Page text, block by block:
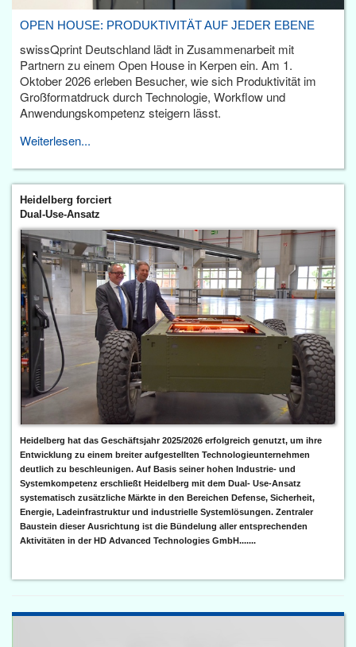
OPEN HOUSE: PRODUKTIVITÄT AUF JEDER EBENE
swissQprint Deutschland lädt in Zusammenarbeit mit
Partnern zu einem Open House in Kerpen ein. Am 1.
Oktober 2026 erleben Besucher, wie sich Produktivität im
Großformatdruck durch Technologie, Workflow und
Anwendungskompetenz steigern lässt.
Weiterlesen...
Heidelberg forciert
Dual-Use-Ansatz
Heidelberg hat das Geschäftsjahr 2025/2026 erfolgreich genutzt, um ihre
Entwicklung zu einem breiter aufgestellten Technologieunternehmen
deutlich zu beschleunigen. Auf Basis seiner hohen Industrie- und
Systemkompetenz erschließt Heidelberg mit dem Dual- Use-Ansatz
systematisch zusätzliche Märkte in den Bereichen Defense, Sicherheit,
Energie, Ladeinfrastruktur und industrielle Systemlösungen. Zentraler
Baustein dieser Ausrichtung ist die Bündelung aller entsprechenden
Aktivitäten in der HD Advanced Technologies GmbH.......